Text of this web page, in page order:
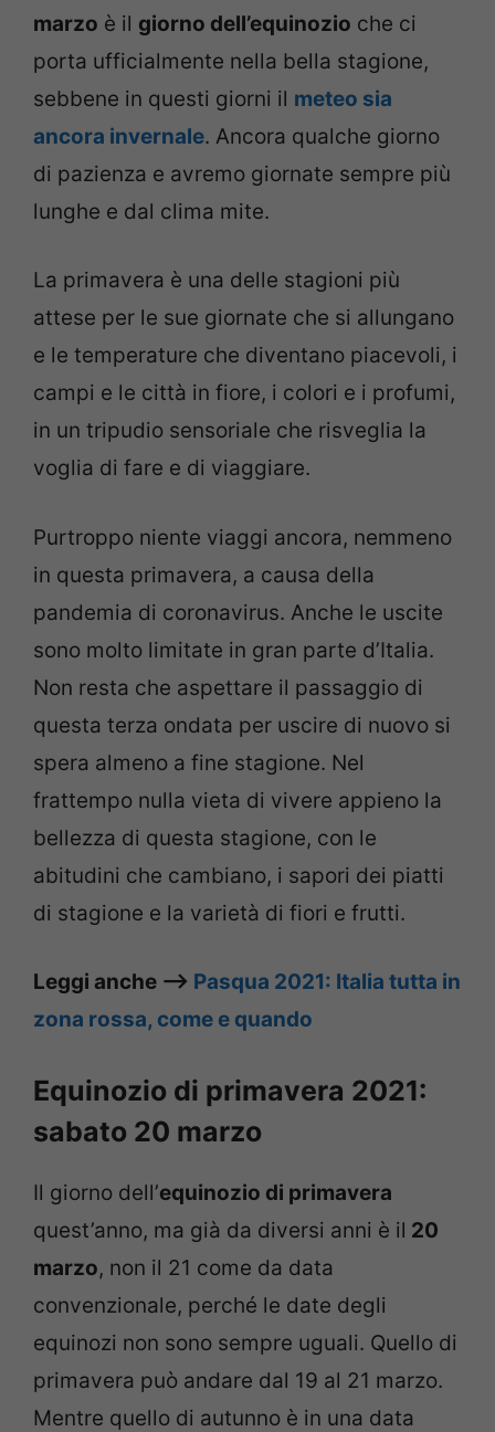
marzo è il giorno dell’equinozio che ci
porta ufficialmente nella bella stagione,
sebbene in questi giorni il meteo sia
ancora invernale. Ancora qualche giorno
di pazienza e avremo giornate sempre più
lunghe e dal clima mite.
La primavera è una delle stagioni più
attese per le sue giornate che si allungano
e le temperature che diventano piacevoli, i
campi e le città in fiore, i colori e i profumi,
in un tripudio sensoriale che risveglia la
voglia di fare e di viaggiare.
Purtroppo niente viaggi ancora, nemmeno
in questa primavera, a causa della
pandemia di coronavirus. Anche le uscite
sono molto limitate in gran parte d’Italia.
Non resta che aspettare il passaggio di
questa terza ondata per uscire di nuovo si
spera almeno a fine stagione. Nel
frattempo nulla vieta di vivere appieno la
bellezza di questa stagione, con le
abitudini che cambiano, i sapori dei piatti
di stagione e la varietà di fiori e frutti.
Leggi anche –> Pasqua 2021: Italia tutta in
zona rossa, come e quando
Equinozio di primavera 2021:
sabato 20 marzo
Il giorno dell’equinozio di primavera
quest’anno, ma già da diversi anni è il 20
marzo, non il 21 come da data
convenzionale, perché le date degli
equinozi non sono sempre uguali. Quello di
primavera può andare dal 19 al 21 marzo.
Mentre quello di autunno è in una data